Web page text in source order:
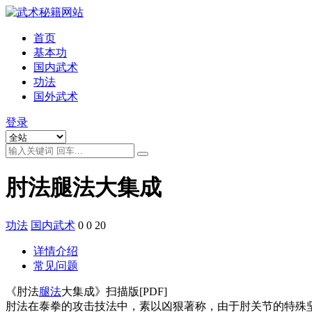
首页
基本功
国内武术
功法
国外武术
登录
肘法腿法大集成
功法 国内武术 0 0 20
详情介绍
常见问题
《肘法腿法大集成》扫描版[PDF]
肘法在泰拳的攻击技法中，素以凶狠著称，由于肘关节的特殊